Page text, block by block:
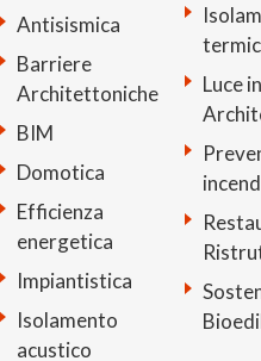
Antisismica
Barriere
Architettoniche
BIM
Domotica
Efficienza
energetica
Impiantistica
Isolamento
acustico
Luce in